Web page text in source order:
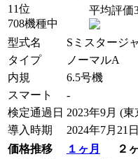
11位
708機種中
平均評価
型式名
Sミスタージ
タイプ
ノーマルA
内規
6.5号機
スマート
-
検定通過日 2023年9月 (東
導入時期
2024年7月21日
価格推移
１ヶ月 ２